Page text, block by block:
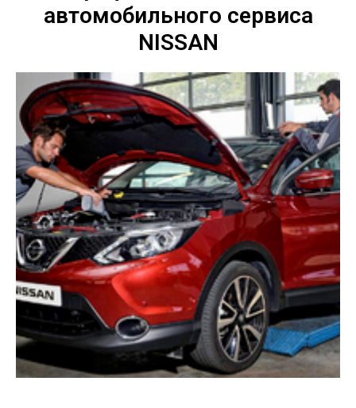
автомобильного сервиса
NISSAN